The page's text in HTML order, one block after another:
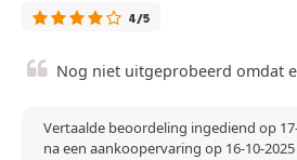
4/5
Nog niet uitgeprobeerd omdat
Vertaalde beoordeling ingediend op
na een aankoopervaring op 16-10-2025